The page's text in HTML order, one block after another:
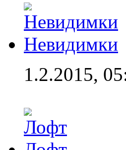
Невидимки
1.2.2015,